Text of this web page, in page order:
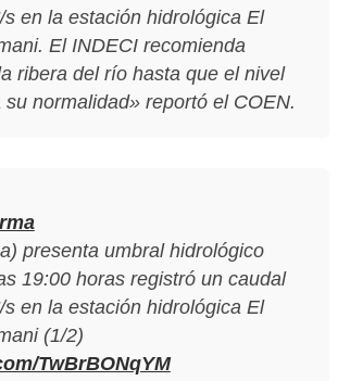
s en la estación hidrológica El
El INDECI recomienda
ribera del río hasta que el nivel
normalidad» reportó el COEN.
presenta umbral hidrológico
19:00 horas registró un caudal
s en la estación hidrológica El
(1/2)
TwBrBONqYM